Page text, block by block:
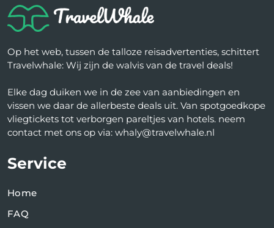
Op het web, tussen de talloze reisadvertenties, schittert
Travelwhale: Wij zijn de walvis van de travel deals!
Elke dag duiken we in de zee van aanbiedingen en
vissen we daar de allerbeste deals uit. Van spotgoedkope
vliegtickets tot verborgen pareltjes van hotels. neem
contact met ons op via: whaly@travelwhale.nl
Service
Home
FAQ